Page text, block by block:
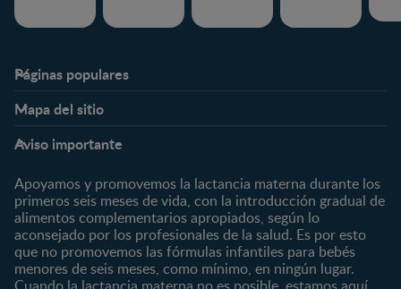
Páginas populares
Expertos en Nutrición
Preguntas Frecuentes
¿Quiénes somos?
Marcas y productos
Nuestros Productos
Nuestras Marcas
Mapa del sitio
Preconcepción
Embarazo
Posparto
0 a 4 meses
4 a 6 meses
6 a 8 meses
Nutrición
Salud
Maternidad
Paternidad
Vida en familia
Aviso importante
Apoyamos y promovemos la lactancia materna durante los
primeros seis meses de vida, con la introducción gradual de
alimentos complementarios apropiados, según lo
aconsejado por los profesionales de la salud. Es por esto
que no promovemos las fórmulas infantiles para bebés
menores de seis meses, como mínimo, en ningún lugar.